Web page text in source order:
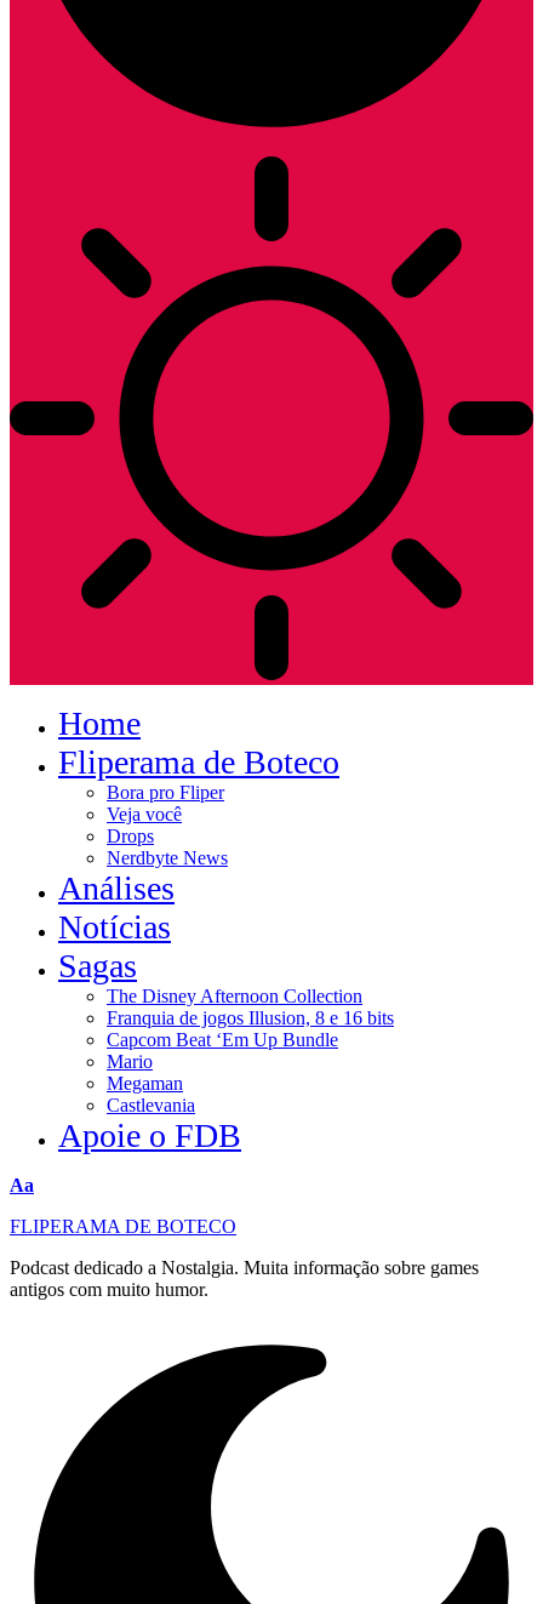
Home
Fliperama de Boteco
Bora pro Fliper
Veja você
Drops
Nerdbyte News
Análises
Notícias
Sagas
The Disney Afternoon Collection
Franquia de jogos Illusion, 8 e 16 bits
Capcom Beat ‘Em Up Bundle
Mario
Megaman
Castlevania
Apoie o FDB
Redimensionar
Aa
FLIPERAMA DE BOTECO
Podcast dedicado a Nostalgia. Muita informação sobre games
antigos com muito humor.